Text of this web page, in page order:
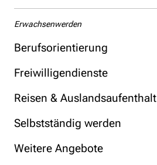
Erwachsenwerden
Berufsorientierung
Freiwilligendienste
Reisen & Auslandsaufenthalt
Selbstständig werden
Weitere Angebote